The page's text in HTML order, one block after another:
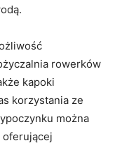
rowerków
kapoki
korzystania ze
można